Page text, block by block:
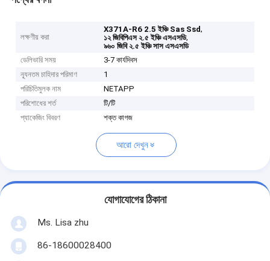
লক্ষণীয় করা
X371A-R6 2.5 ইঞ্চি Sas Ssd,
১২ জিবিপিএস ২.৫ ইঞ্চি এসএসডি,
৯৬০ জিবি ২.৫ ইঞ্চি সাস এসএসডি
ডেলিভারি সময়
3-7 কার্যদিবস
ন্যূনতম চাহিদার পরিমাণ
1
পরিচিতিমুলক নাম
NETAPP
পরিশোধের শর্ত
টি/টি
প্যাকেজিং বিবরণ
শক্ত কাগজ
আরো দেখুন
যোগাযোগের ঠিকানা
Ms. Lisa zhu
86-18600028400